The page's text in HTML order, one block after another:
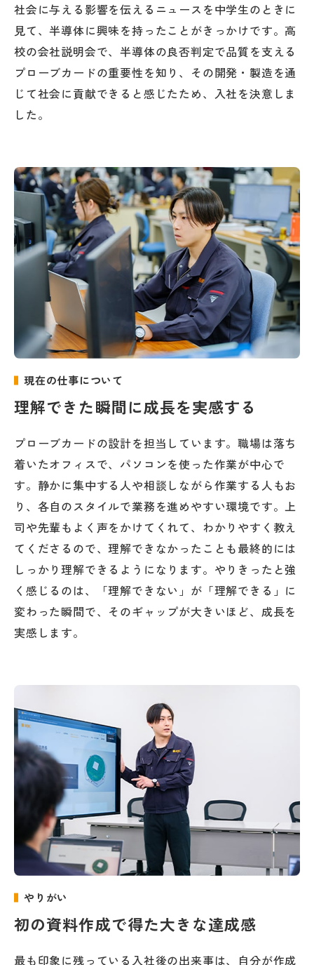
社会に与える影響を伝えるニュースを中学生のときに
見て、半導体に興味を持ったことがきっかけです。高
校の会社説明会で、半導体の良否判定で品質を支える
プローブカードの重要性を知り、その開発・製造を通
じて社会に貢献できると感じたため、入社を決意しま
した。
現在の仕事について
理解できた瞬間に成長を実感する
プローブカードの設計を担当しています。職場は落ち
着いたオフィスで、パソコンを使った作業が中心で
す。静かに集中する人や相談しながら作業する人もお
り、各自のスタイルで業務を進めやすい環境です。上
司や先輩もよく声をかけてくれて、わかりやすく教え
てくださるので、理解できなかったことも最終的には
しっかり理解できるようになります。やりきったと強
く感じるのは、「理解できない」が「理解できる」に
変わった瞬間で、そのギャップが大きいほど、成長を
実感します。
やりがい
初の資料作成で得た大きな達成感
最も印象に残っている入社後の出来事は、自分が作成